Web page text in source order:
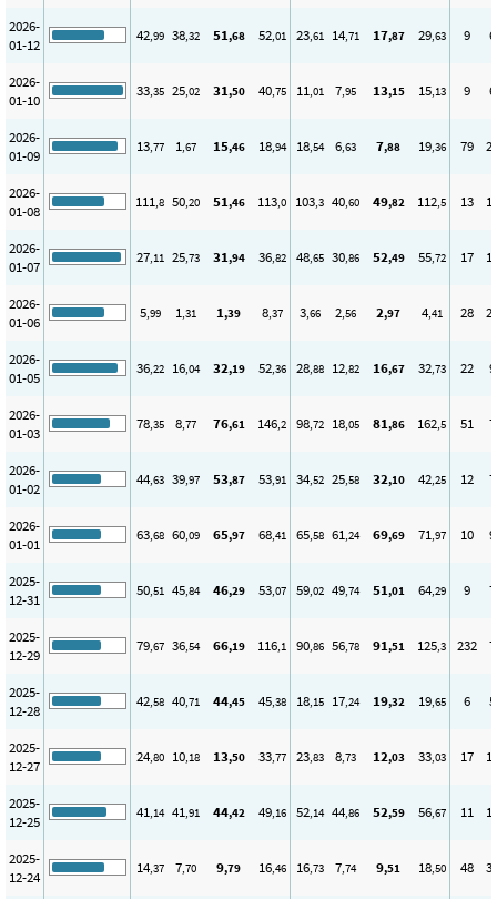
2026-
01-12
42,99 38,32 51,68 52,01 23,61 14,71 17,87 29,63 9 6
2026-
01-10
33,35 25,02 31,50 40,75 11,01 7,95 13,15 15,13 9 6
2026-
01-09
13,77 1,67 15,46 18,94 18,54 6,63 7,88 19,36 79
2026-
01-08
111,8 50,20 51,46 113,0 103,3 40,60 49,82 112,5 13
2026-
01-07
27,11 25,73 31,94 36,82 48,65 30,86 52,49 55,72 17
2026-
01-06
5,99 1,31 1,39 8,37 3,66 2,56 2,97 4,41 28
2026-
01-05
36,22 16,04 32,19 52,36 28,88 12,82 16,67 32,73 22 9
2026-
01-03
78,35 8,77 76,61 146,2 98,72 18,05 81,86 162,5 51 7
2026-
01-02
44,63 39,97 53,87 53,91 34,52 25,58 32,10 42,25 12 7
2026-
01-01
63,68 60,09 65,97 68,41 65,58 61,24 69,69 71,97 10 9
2025-
12-31
50,51 45,84 46,29 53,07 59,02 49,74 51,01 64,29 9 7
2025-
12-29
79,67 36,54 66,19 116,1 90,86 56,78 91,51 125,3 232 7
2025-
12-28
42,58 40,71 44,45 45,38 18,15 17,24 19,32 19,65 6 5
2025-
12-27
24,80 10,18 13,50 33,77 23,83 8,73 12,03 33,03 17
2025-
12-25
41,14 41,91 44,42 49,16 52,14 44,86 52,59 56,67 11
2025-
12-24
14,37 7,70 9,79 16,46 16,73 7,74 9,51 18,50 48